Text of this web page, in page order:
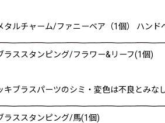
ルチャーム/ファニーベア（1個） ハン
ラススタンピング/フラワー&リーフ(1個)
ブラスパーツのシミ・変色は不良とみな
ラススタンピング/馬(1個)